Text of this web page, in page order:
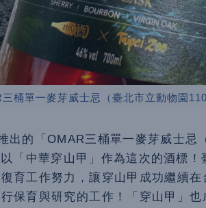
桶單一麥芽威士忌（臺北市立動物園
出的「OMAR三桶單一麥芽威士忌
「中華穿山甲」作為這次的酒標
育工作努力，讓穿山甲成功繼續
保育與研究的工作！「穿山甲」